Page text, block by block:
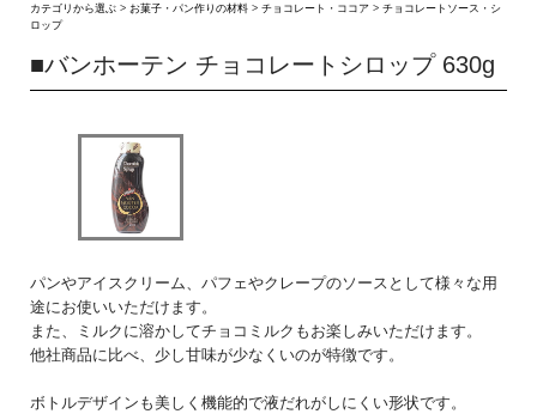
カテゴリから選ぶ > お菓子・パン作りの材料 >チョコレート・ココア >チョコレートソース・シ
ロップ
■バンホーテン チョコレートシロップ 630g
パンやアイスクリーム、パフェやクレープのソースとして様々な用
途にお使いいただけます。
また、ミルクに溶かしてチョコミルクもお楽しみいただけます。
他社商品に比べ、少し甘味が少なくいのが特徴です。
ボトルデザインも美しく機能的で液だれがしにくい形状です。